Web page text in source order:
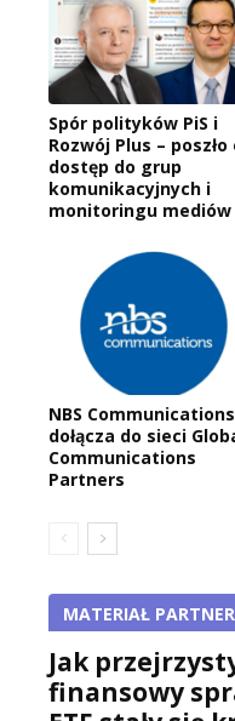
Spór polityków PiS i
Rozwój Plus – poszło
dostęp do grup
komunikacyjnych i
monitoringu mediów
NBS Communications
dołącza do sieci
Communications
Partners
MATERIAŁ
Jak
finansowy